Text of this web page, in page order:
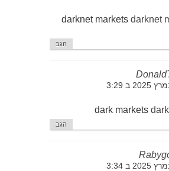
darknet markets darknet
הגב
dark markets
הגב